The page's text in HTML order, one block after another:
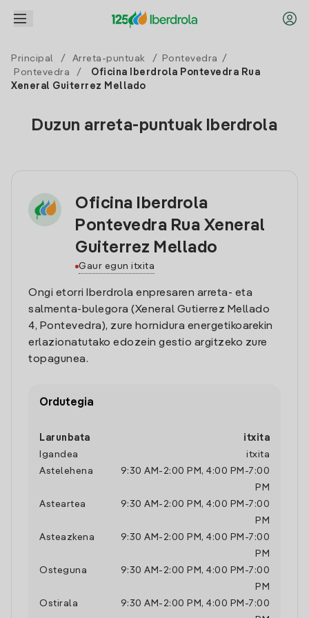
Principal / Arreta-puntuak / Pontevedra
/
Pontevedra
/
Oficina Iberdrola Pontevedra Rua
Xeneral Guiterrez Mellado
Duzun arreta-puntuak Iberdrola
Oficina Iberdrola
Pontevedra Rua Xeneral
Guiterrez Mellado
Gaur egun itxita
Ongi etorri Iberdrola enpresaren arreta- eta
salmenta-bulegora (Xeneral Gutierrez Mellado
4, Pontevedra), zure hornidura energetikoarekin
erlazionatutako edozein gestio argitzeko zure
topagunea.
Ordutegia
Larunbata
itxita
Igandea
itxita
Astelehena
9:30 AM - 2:00 PM , 4:00 PM -7:00
PM
Asteartea
9:30 AM - 2:00 PM , 4:00 PM -7:00
PM
Asteazkena
9:30 AM - 2:00 PM , 4:00 PM -7:00
PM
Osteguna
9:30 AM - 2:00 PM , 4:00 PM -7:00
PM
Ostirala
9:30 AM - 2:00 PM , 4:00 PM -7:00